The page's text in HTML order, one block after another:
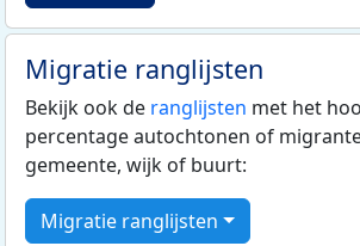
Migratie ranglijsten
Bekijk ook de ranglijsten met het
percentage autochtonen of
gemeente, wijk of buurt:
Migratie ranglijsten